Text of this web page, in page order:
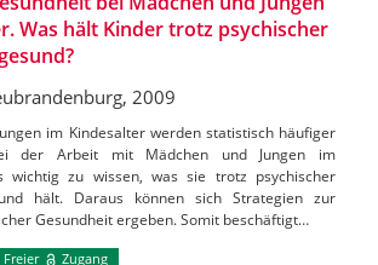
Was hält Kinder trotz psychischer
2009
im Kindesalter werden statistisch häufiger
der Arbeit mit Mädchen und Jungen im
wichtig zu wissen, was sie trotz psychischer
hält. Daraus können sich Strategien zur
Gesundheit ergeben. Somit beschäftigt…
Freier Zugang